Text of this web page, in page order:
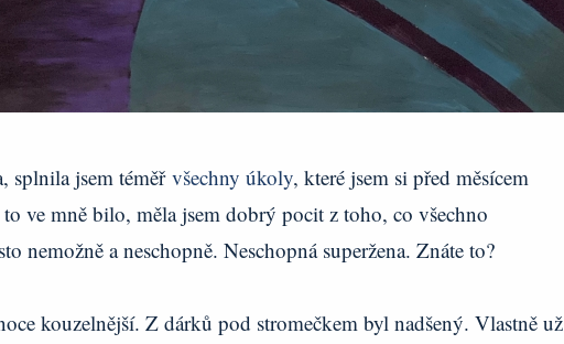
splnila jsem téměř všechny úkoly, které jsem si před měsícem
ve mně bilo, měla jsem dobrý pocit z toho, co všechno
nemožně a neschopně. Neschopná superžena. Znáte to?
kouzelnější. Z dárků pod stromečkem byl nadšený. Vlastně už